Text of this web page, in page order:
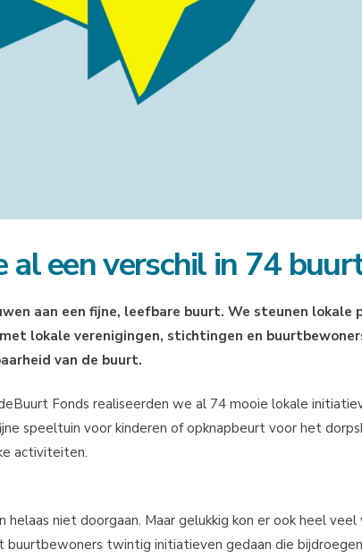
een verschil in 74
aan een fijne, leefbare buurt. We steunen lokale
lokale verenigingen, stichtingen en
van de buurt.
Fonds realiseerden we al 74 mooie lokale
speeltuin voor kinderen of opknapbeurt voor het
activiteiten.
niet doorgaan. Maar gelukkig kon er ook heel veel
buurtbewoners twintig initiatieven gedaan die